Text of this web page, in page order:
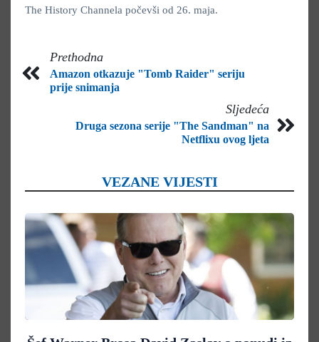
The History Channela počevši od 26. maja.
Prethodna
Amazon otkazuje "Tomb Raider" seriju
prije snimanja
Sljedeća
Druga sezona serije "The Sandman" na
Netflixu ovog ljeta
VEZANE VIJESTI